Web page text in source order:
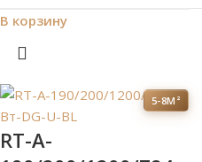
В корзину
5-8М²
RT-A-